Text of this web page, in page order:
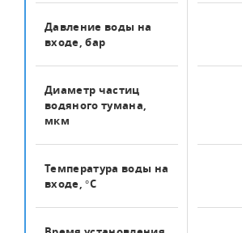
Давление воды на
входе, бар
Диаметр частиц
водяного тумана,
мкм
Температура воды на
входе, °C